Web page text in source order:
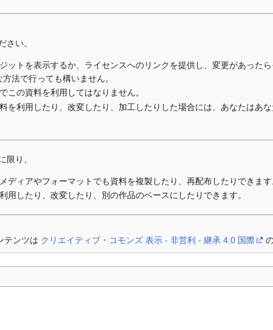
さい。
ットを表示するか、ライセンスへのリンクを提供し、変更があった
法で行っても構いません。
この資料を利用してはなりません。
を利用したり、改変したり、加工したりした場合には、あなたはあ
限り、
ディアやフォーマットでも資料を複製したり、再配布したりできます
用したり、改変したり、別の作品のベースにしたりできます。
テンツは クリエイティブ・コモンズ 表示 - 非営利 - 継承 4.0 国際